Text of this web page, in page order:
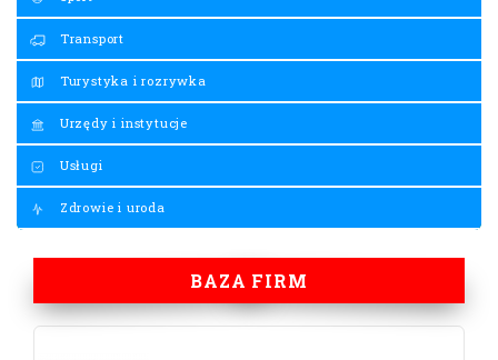
Transport
Turystyka i rozrywka
Urzędy i instytucje
Usługi
Zdrowie i uroda
BAZA FIRM